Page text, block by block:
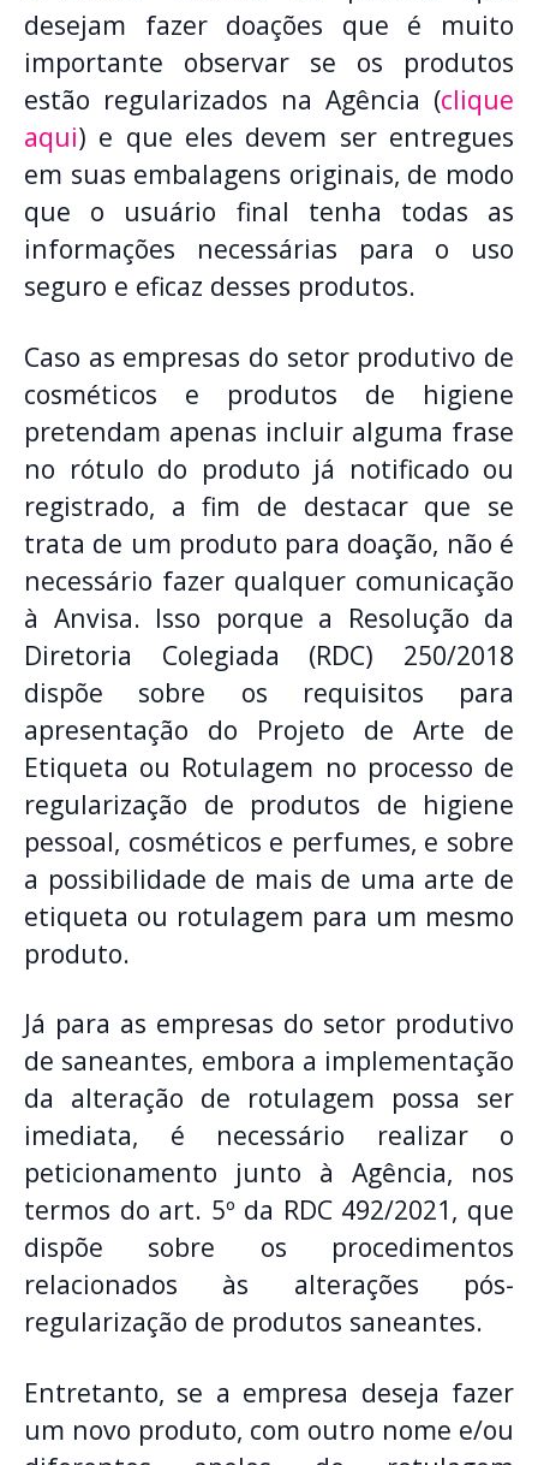
desejam fazer doações que é muito
importante observar se os produtos
estão regularizados na Agência (clique
aqui) e que eles devem ser entregues
em suas embalagens originais, de modo
que o usuário final tenha todas as
informações necessárias para o uso
seguro e eficaz desses produtos.
Caso as empresas do setor produtivo de
cosméticos e produtos de higiene
pretendam apenas incluir alguma frase
no rótulo do produto já notificado ou
registrado, a fim de destacar que se
trata de um produto para doação, não é
necessário fazer qualquer comunicação
à Anvisa. Isso porque a Resolução da
Diretoria Colegiada (RDC) 250/2018
dispõe sobre os requisitos para
apresentação do Projeto de Arte de
Etiqueta ou Rotulagem no processo de
regularização de produtos de higiene
pessoal, cosméticos e perfumes, e sobre
a possibilidade de mais de uma arte de
etiqueta ou rotulagem para um mesmo
produto.
Já para as empresas do setor produtivo
de saneantes, embora a implementação
da alteração de rotulagem possa ser
imediata, é necessário realizar o
peticionamento junto à Agência, nos
termos do art. 5º da RDC 492/2021, que
dispõe sobre os procedimentos
relacionados às alterações pós-
regularização de produtos saneantes.
Entretanto, se a empresa deseja fazer
um novo produto, com outro nome e/ou